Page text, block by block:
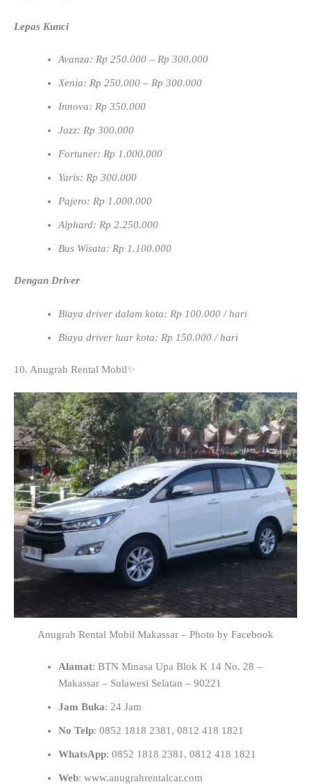
Lepas Kunci
Avanza: Rp 250.000 – Rp 300.000
Xenia: Rp 250.000 – Rp 300.000
Innova: Rp 350.000
Jazz: Rp 300.000
Fortuner: Rp 1.000.000
Yaris: Rp 300.000
Pajero: Rp 1.000.000
Alphard: Rp 2.250.000
Bus Wisata: Rp 1.100.000
Dengan Driver
Biaya driver dalam kota: Rp 100.000 / hari
Biaya driver luar kota: Rp 150.000 / hari
10. Anugrah Rental Mobil✨
Anugrah Rental Mobil Makassar – Photo by Facebook
Alamat: BTN Minasa Upa Blok K 14 No. 28 –
Makassar – Sulawesi Selatan – 90221
Jam Buka: 24 Jam
No Telp: 0852 1818 2381, 0812 418 1821
WhatsApp: 0852 1818 2381, 0812 418 1821
Web: www.anugrahrentalcar.com